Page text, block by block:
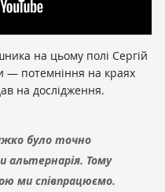
на цьому полі Сергій
— потемніння на краях
на дослідження.
було точно
альтернарія. Тому
ми співпрацюємо.